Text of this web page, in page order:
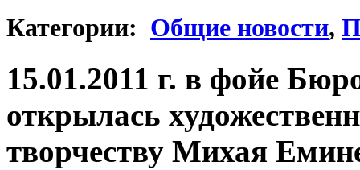
Категории: Общие новости,
15.01.2011 г. в фойе
открылась
творчеству Михая